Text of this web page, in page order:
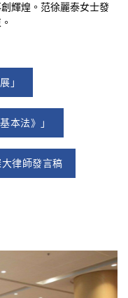
輝煌。范徐麗泰女士發
」
本法》」
律師發言稿